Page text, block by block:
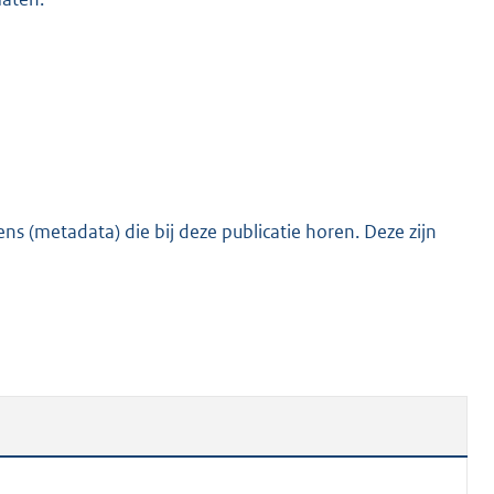
(metadata) die bij deze publicatie horen. Deze zijn